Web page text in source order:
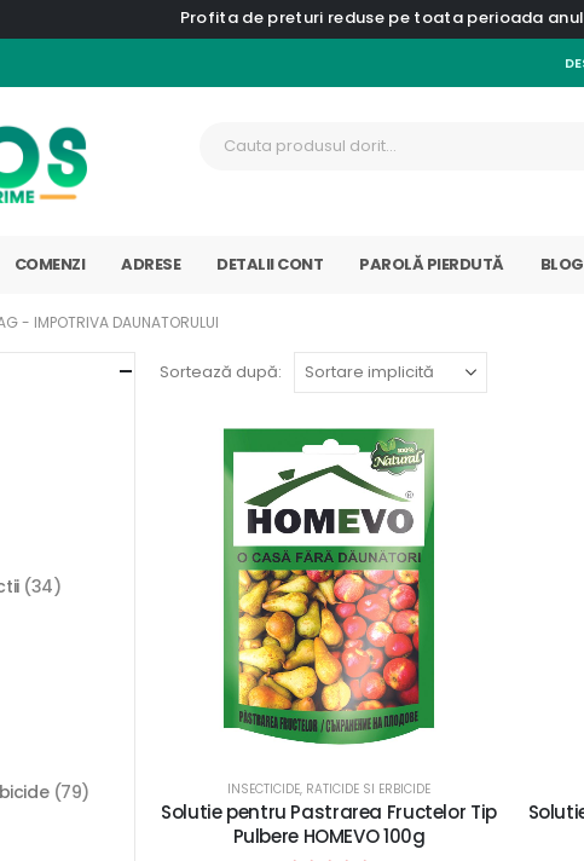
Profita de preturi reduse pe toata perioada
COMENZI ADRESE DETALII CONT PAROLĂ PIERDUTĂ BLOG
- IMPOTRIVA DAUNATORULUI
Sortează după:
INSECTICIDE, RATICIDE SI ERBICIDE
Solutie pentru Pastrarea Fructelor Tip
Pulbere HOMEVO 100g
(34)
(79)